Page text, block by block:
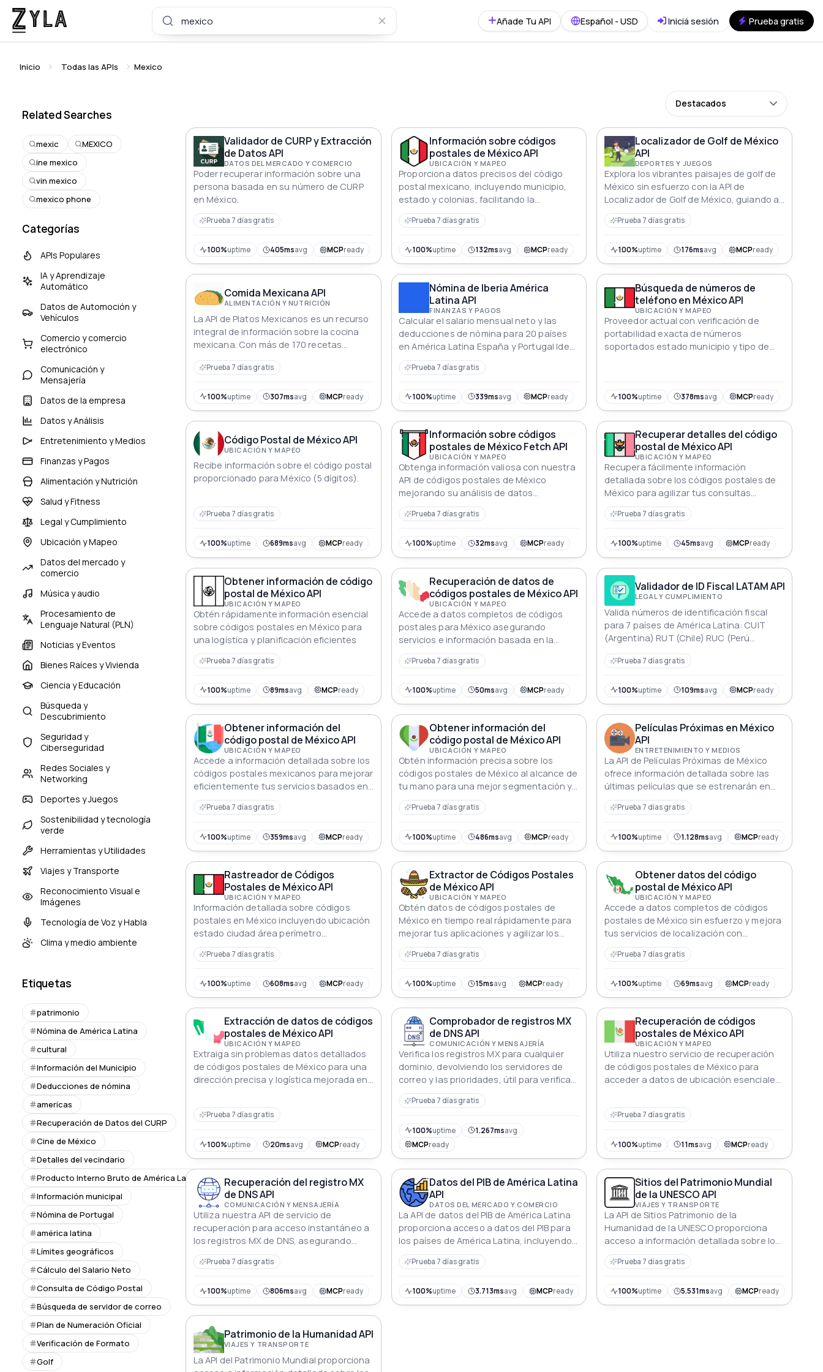
Añade Tu API Español - USD Iniciá sesión Prueba gratis
Inicio Todas las APIs Mexico
Related Searches
mexic
MEXICO
ine mexico
vin mexico
mexico phone
Categorías
APIs Populares
IA y Aprendizaje
Automático
Datos de Automoción y
Vehículos
Comercio y comercio
electrónico
Comunicación y
Mensajería
Datos de la empresa
Datos y Análisis
Entretenimiento y Medios
Finanzas y Pagos
Alimentación y Nutrición
Salud y Fitness
Legal y Cumplimiento
Ubicación y Mapeo
Datos del mercado y
comercio
Música y audio
Procesamiento de
Lenguaje Natural (PLN)
Noticias y Eventos
Bienes Raíces y Vivienda
Ciencia y Educación
Búsqueda y
Descubrimiento
Seguridad y
Ciberseguridad
Redes Sociales y
Networking
Deportes y Juegos
Sostenibilidad y tecnología
verde
Herramientas y Utilidades
Viajes y Transporte
Reconocimiento Visual e
Imágenes
Tecnología de Voz y Habla
Clima y medio ambiente
Etiquetas
patrimonio
Nómina de América Latina
cultural
Información del Municipio
Deducciones de nómina
americas
Recuperación de Datos del CURP
Cine de México
Detalles del vecindario
Producto Interno Bruto de América Latina
Información municipal
Nómina de Portugal
américa latina
Límites geográficos
Cálculo del Salario Neto
Consulta de Código Postal
Búsqueda de servidor de correo
Plan de Numeración Oficial
Verificación de Formato
Golf
Destacados
Validador de CURP y Extracción
de Datos API
DATOS DEL MERCADO Y COMERCIO
Poder recuperar información sobre una
persona basada en su número de CURP
en México.
Prueba 7 días gratis
100%uptime 405msavg MCPready
Información sobre códigos
postales de México API
UBICACIÓN Y MAPEO
Proporciona datos precisos del código
postal mexicano, incluyendo municipio,
estado y colonias, facilitando la
geolocalización, la integración de
servicios y el análisis territorial
Prueba 7 días gratis
100%uptime 132msavg MCPready
Localizador de Golf de México
API
DEPORTES Y JUEGOS
Explora los vibrantes paisajes de golf de
México sin esfuerzo con la API de
Localizador de Golf de México, guiando a
los entusiastas a los campos de primer
nivel con precisión y detalles completos.
Prueba 7 días gratis
100%uptime 176msavg MCPready
Comida Mexicana API
ALIMENTACIÓN Y NUTRICIÓN
La API de Platos Mexicanos es un recurso
integral de información sobre la cocina
mexicana. Con más de 170 recetas
proporciona a los desarrolladores una
usar para crear aplicaciones y servicios
innovadores para la gastronomía.
Prueba 7 días gratis
100%uptime 307msavg MCPready
Nómina de Iberia América
Latina API
FINANZAS Y PAGOS
Calcular el salario mensual neto y las
deducciones de nómina para 20 países
en América Latina España y Portugal Ideal
para tecnología de recursos humanos
fintech y plataformas de trabajo remoto
Prueba 7 días gratis
100%uptime 339msavg MCPready
Búsqueda de números de
teléfono en México API
UBICACIÓN Y MAPEO
Proveedor actual con verificación de
portabilidad exacta de números
soportados estado municipio y tipo de
continuamente
100%uptime 378msavg MCPready
Código Postal de México API
UBICACIÓN Y MAPEO
Recibe información sobre el código postal
proporcionado para México (5 dígitos).
Prueba 7 días gratis
100%uptime 689msavg MCPready
Información sobre códigos
postales de México Fetch API
UBICACIÓN Y MAPEO
Obtenga información valiosa con nuestra
API de códigos postales de México
mejorando su análisis de datos
geográficos
Prueba 7 días gratis
100%uptime 32msavg MCPready
Recuperar detalles del código
postal de México API
UBICACIÓN Y MAPEO
Recupera fácilmente información
detallada sobre los códigos postales de
México para agilizar tus consultas
geográficas
Prueba 7 días gratis
100%uptime 45msavg MCPready
Obtener información de código
postal de México API
UBICACIÓN Y MAPEO
Obtén rápidamente información esencial
sobre códigos postales en México para
una logística y planificación eficientes
Prueba 7 días gratis
100%uptime 89msavg MCPready
Recuperación de datos de
códigos postales de México API
UBICACIÓN Y MAPEO
Accede a datos completos de códigos
postales para México asegurando
servicios e información basada en la
ubicación precisos
Prueba 7 días gratis
100%uptime 50msavg MCPready
Validador de ID Fiscal LATAM API
LEGAL Y CUMPLIMIENTO
Valida números de identificación fiscal
para 7 países de América Latina: CUIT
(Argentina) RUT (Chile) RUC (Perú
(Uruguay) Verificación de dígitos de
entidad
Prueba 7 días gratis
100%uptime 109msavg MCPready
Obtener información del
código postal de México API
UBICACIÓN Y MAPEO
Accede a información detallada sobre los
códigos postales mexicanos para mejorar
eficientemente tus servicios basados en
la ubicación
Prueba 7 días gratis
100%uptime 359msavg MCPready
Obtener información del
código postal de México API
UBICACIÓN Y MAPEO
Obtén información precisa sobre los
códigos postales de México al alcance de
tu mano para una mejor segmentación y
una entrega de servicios eficiente en tus
aplicaciones
Prueba 7 días gratis
100%uptime 486msavg MCPready
Películas Próximas en México
API
ENTRETENIMIENTO Y MEDIOS
La API de Películas Próximas de México
ofrece información detallada sobre las
últimas películas que se estrenarán en
México. Obtén acceso a trailers,
miniaturas, URLs de incorporación e IDs
películas más recientes. Esta API integral
es perfecta para desarrolladores,
creadores de contenido y entusiastas del
cine que buscan mantenerse
actualizados sobre la escena
cinematográfica de México.
Prueba 7 días gratis
100%uptime 1.128msavg MCPready
Rastreador de Códigos
Postales de México API
UBICACIÓN Y MAPEO
Información detallada sobre códigos
postales en México incluyendo ubicación
estado ciudad área perímetro
coordenadas y límites geográficos
precisos
Prueba 7 días gratis
100%uptime 608msavg MCPready
Extractor de Códigos Postales
de México API
UBICACIÓN Y MAPEO
Obtén datos de códigos postales de
México en tiempo real rápidamente para
mejorar tus aplicaciones y agilizar los
procesos de envío de manera efectiva
Prueba 7 días gratis
100%uptime 15msavg MCPready
Obtener datos del código
postal de México API
UBICACIÓN Y MAPEO
Accede a datos completos de códigos
postales de México sin esfuerzo y mejora
tus servicios de localización con
información precisa en tiempo real
Prueba 7 días gratis
100%uptime 69msavg MCPready
Extracción de datos de códigos
postales de México API
UBICACIÓN Y MAPEO
Extraiga sin problemas datos detallados
de códigos postales de México para una
dirección precisa y logística mejorada en
Prueba 7 días gratis
100%uptime 20msavg MCPready
Comprobador de registros MX
de DNS API
COMUNICACIÓN Y MENSAJERÍA
Verifica los registros MX para cualquier
dominio, devolviendo los servidores de
correo y las prioridades, útil para verificar
configuraciones de correo electrónico.
Prueba 7 días gratis
100%uptime 1.267msavg
MCPready
Recuperación de códigos
postales de México API
UBICACIÓN Y MAPEO
Utiliza nuestro servicio de recuperación
de códigos postales de México para
acceder a datos de ubicación esenciales
y la experiencia del usuario
Prueba 7 días gratis
100%uptime 11msavg MCPready
Recuperación del registro MX
de DNS API
COMUNICACIÓN Y MENSAJERÍA
Utiliza nuestra API de servicio de
recuperación para acceso instantáneo a
los registros MX de DNS, asegurando
soluciones óptimas de entrega de correo
electrónico.
Prueba 7 días gratis
100%uptime 806msavg MCPready
Datos del PIB de América Latina
API
DATOS DEL MERCADO Y COMERCIO
La API de datos del PIB de América Latina
proporciona acceso a datos del PIB para
los países de América Latina, incluyendo
cifras anteriores y actuales en millones
de USD.
Prueba 7 días gratis
100%uptime 3.713msavg MCPready
Sitios del Patrimonio Mundial
de la UNESCO API
VIAJES Y TRANSPORTE
La API de Sitios Patrimonio de la
Humanidad de la UNESCO proporciona
acceso a información detallada sobre los
Sitios Patrimonio de la Humanidad de la
UNESCO en América Latina y el Caribe,
Prueba 7 días gratis
100%uptime 5.531msavg MCPready
Patrimonio de la Humanidad API
VIAJES Y TRANSPORTE
La API del Patrimonio Mundial proporciona